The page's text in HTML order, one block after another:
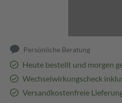
Persönliche Beratung
Heute bestellt und morgen
Wechselwirkungscheck
Versandkostenfreie